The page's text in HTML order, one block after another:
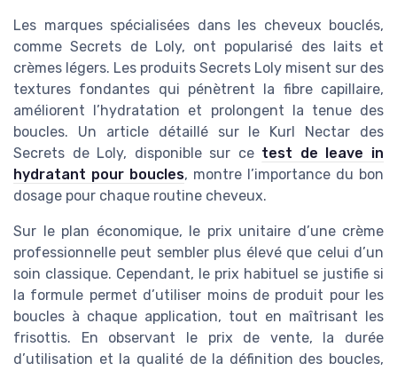
Les marques spécialisées dans les cheveux bouclés,
comme Secrets de Loly, ont popularisé des laits et
crèmes légers. Les produits Secrets Loly misent sur des
textures fondantes qui pénètrent la fibre capillaire,
améliorent l’hydratation et prolongent la tenue des
boucles. Un article détaillé sur le Kurl Nectar des
Secrets de Loly, disponible sur ce test de leave in
hydratant pour boucles, montre l’importance du bon
dosage pour chaque routine cheveux.
Sur le plan économique, le prix unitaire d’une crème
professionnelle peut sembler plus élevé que celui d’un
soin classique. Cependant, le prix habituel se justifie si
la formule permet d’utiliser moins de produit pour les
boucles à chaque application, tout en maîtrisant les
frisottis. En observant le prix de vente, la durée
d’utilisation et la qualité de la définition des boucles,